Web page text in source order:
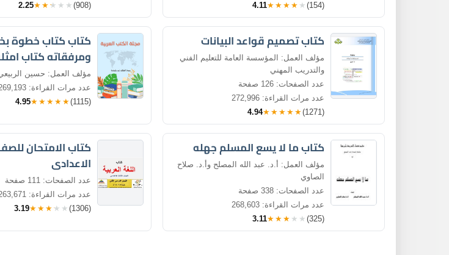
4.11★★★★★ (154)
2.25★★★★★ (908)
كتاب تصميم قواعد البيانات
مؤلف العمل: المؤسسة العامة للتعليم الفني
والتدريب المهني
عدد الصفحات: 126 صفحة
عدد مرات القراءة: 272,996
4.94★★★★★(1271)
ومرفقاته كتاب
قدراتك البرمجية
مؤلف العمل: حسين
عدد مرات القراءة: 269,193
4.95★★★★★(1115)
كتاب ما لا يسع المسلم جهله
مؤلف العمل: أ.د. عبد الله المصلح وأ.د. صلاح
الصاوي
عدد الصفحات: 338 صفحة
عدد مرات القراءة: 268,603
3.11★★★★★ (325)
كتاب الامتحان
الاعدادى
عدد الصفحات: 111 صفحة
عدد مرات القراءة: 263,671
3.19★★★★★ (1306)